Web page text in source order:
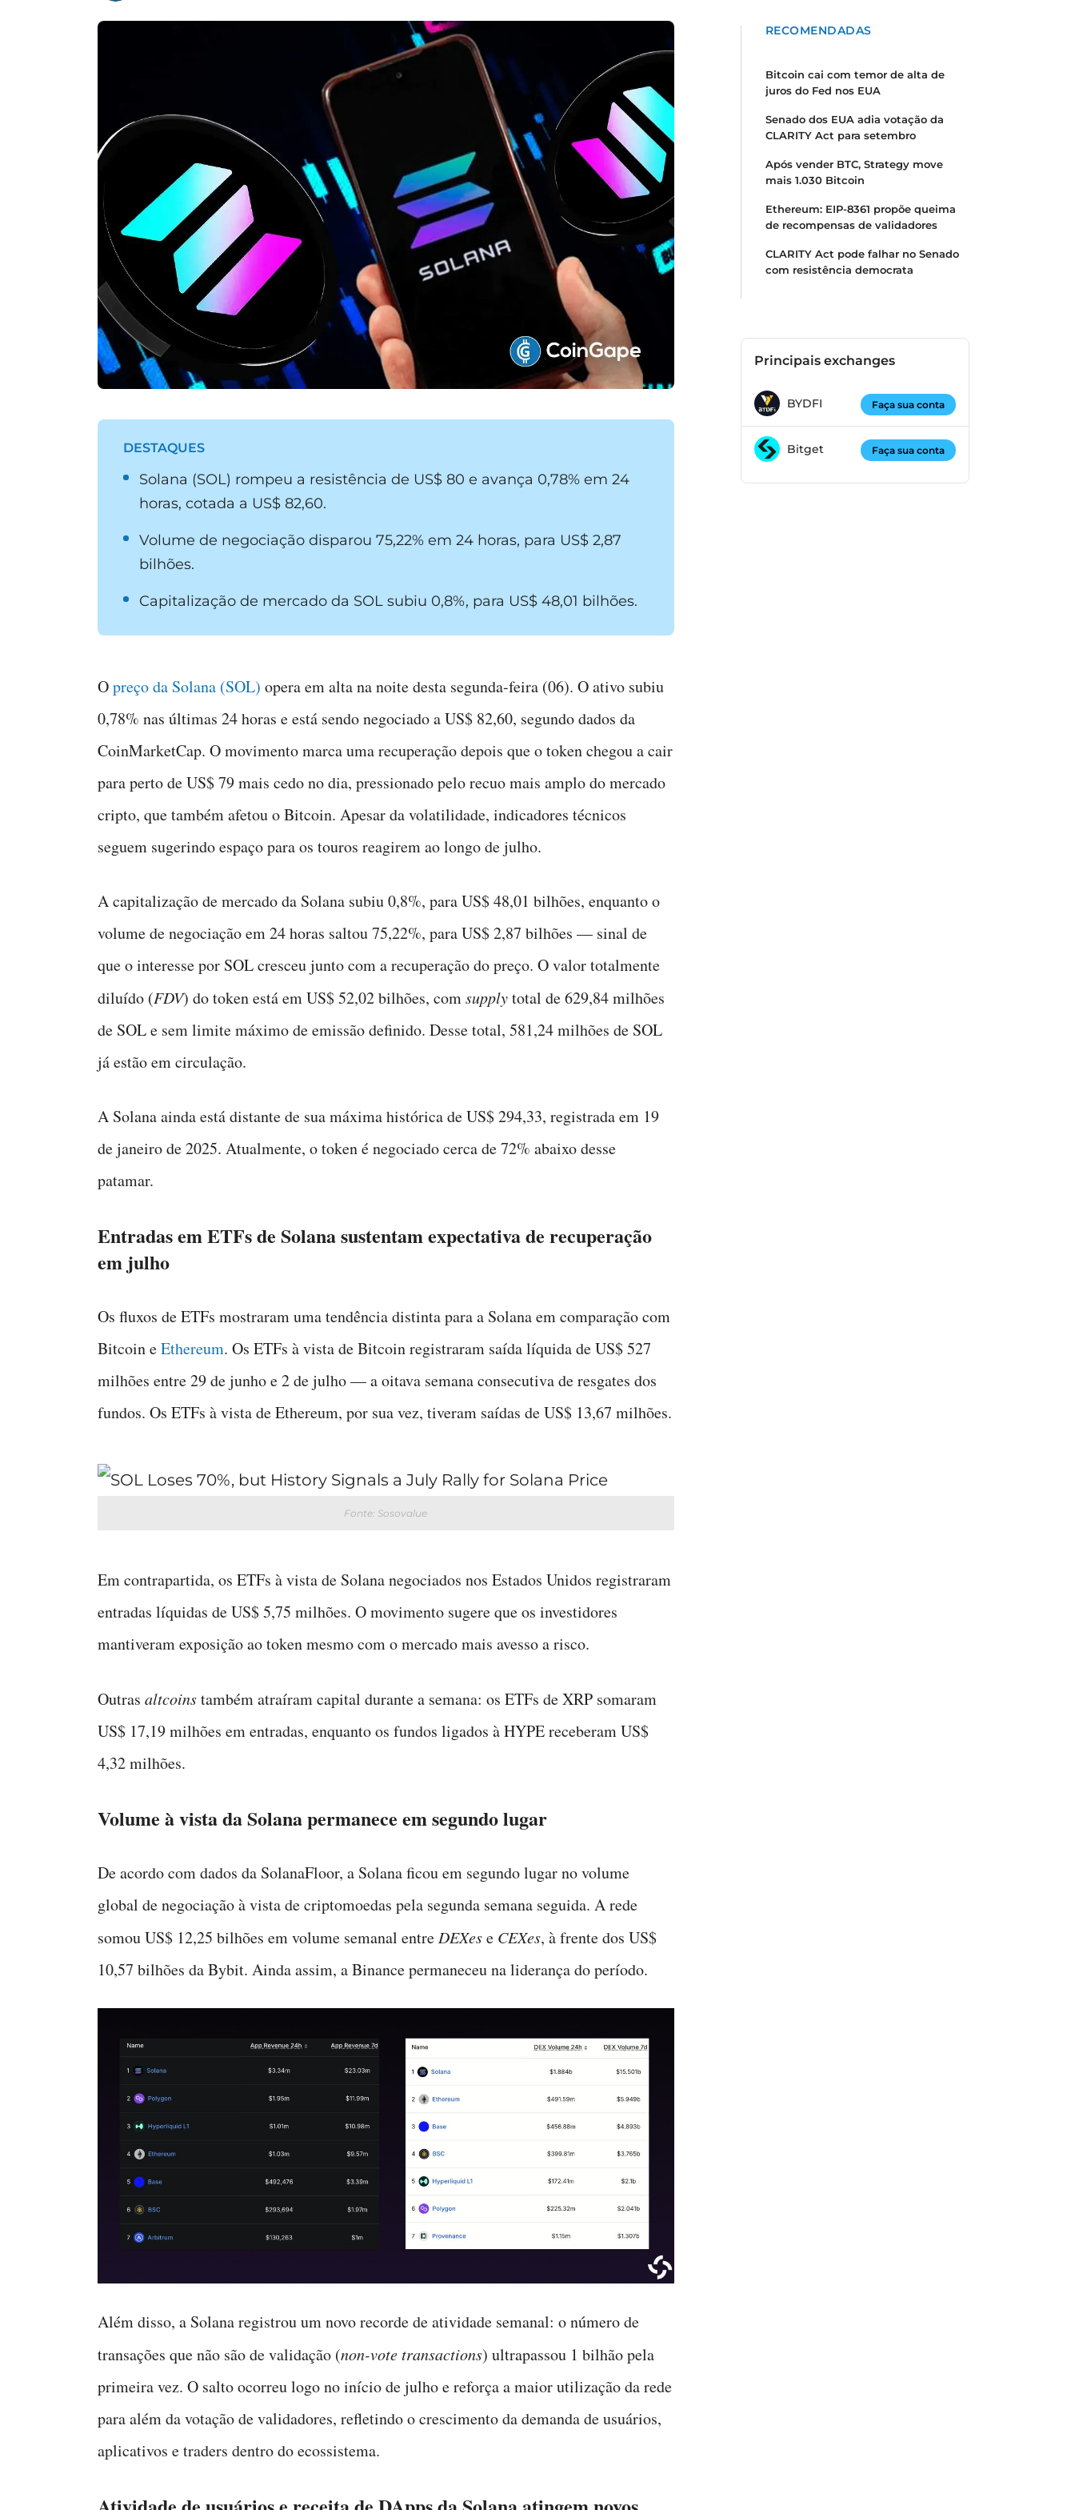
DESTAQUES
Solana (SOL) rompeu a resistência de US$ 80 e avança 0,78% em 24
horas, cotada a US$ 82,60.
Volume de negociação disparou 75,22% em 24 horas, para US$ 2,87
bilhões.
Capitalização de mercado da SOL subiu 0,8%, para US$ 48,01 bilhões.
Opreço da Solana (SOL) opera em alta na noite desta segunda-feira (06). O ativo subiu
0,78% nas últimas 24 horas e está sendo negociado a US$ 82,60, segundo dados da
CoinMarketCap. O movimento marca uma recuperação depois que o token chegou a cair
para perto de US$ 79 mais cedo no dia, pressionado pelo recuo mais amplo do mercado
cripto, que também afetou o Bitcoin. Apesar da volatilidade, indicadores técnicos
seguem sugerindo espaço para os touros reagirem ao longo de julho.
A capitalização de mercado da Solana subiu 0,8%, para US$ 48,01 bilhões, enquanto o
volume de negociação em 24 horas saltou 75,22%, para US$ 2,87 bilhões — sinal de
que o interesse por SOL cresceu junto com a recuperação do preço. O valor totalmente
diluído (FDV) do token está em US$ 52,02 bilhões, comsupplytotal de 629,84 milhões
de SOL e sem limite máximo de emissão definido. Desse total, 581,24 milhões de SOL
já estão em circulação.
A Solana ainda está distante de sua máxima histórica de US$ 294,33, registrada em 19
de janeiro de 2025. Atualmente, o token é negociado cerca de 72% abaixo desse
patamar.
Entradas em ETFs de Solana sustentam expectativa de recuperação
em julho
Os fluxos de ETFs mostraram uma tendência distinta para a Solana em comparação com
Bitcoin eEthereum. Os ETFs à vista de Bitcoin registraram saída líquida de US$ 527
milhões entre 29 de junho e 2 de julho — a oitava semana consecutiva de resgates dos
fundos. Os ETFs à vista de Ethereum, por sua vez, tiveram saídas de US$ 13,67 milhões.
Fonte: Sosovalue
Em contrapartida, os ETFs à vista de Solana negociados nos Estados Unidos registraram
entradas líquidas de US$ 5,75 milhões. O movimento sugere que os investidores
mantiveram exposição ao token mesmo com o mercado mais avesso a risco.
Outras altcoinstambém atraíram capital durante a semana: os ETFs de XRP somaram
US$ 17,19 milhões em entradas, enquanto os fundos ligados à HYPE receberam US$
4,32 milhões.
Volume à vista da Solana permanece em segundo lugar
De acordo com dados da SolanaFloor, a Solana ficou em segundo lugar no volume
global de negociação à vista de criptomoedas pela segunda semana seguida. A rede
somou US$ 12,25 bilhões em volume semanal entre DEXese CEXes, à frente dos US$
10,57 bilhões da Bybit. Ainda assim, a Binance permaneceu na liderança do período.
Além disso, a Solana registrou um novo recorde de atividade semanal: o número de
transações que não são de validação (non-vote transactions) ultrapassou 1 bilhão pela
primeira vez. O salto ocorreu logo no início de julho e reforça a maior utilização da rede
para além da votação de validadores, refletindo o crescimento da demanda de usuários,
aplicativos e traders dentro do ecossistema.
RECOMENDADAS
Bitcoin cai com temor de alta de
juros do Fed nos EUA
Senado dos EUA adia votação da
CLARITY Act para setembro
Após vender BTC, Strategy move
mais 1.030 Bitcoin
Ethereum: EIP-8361 propõe queima
de recompensas de validadores
CLARITY Act pode falhar no Senado
com resistência democrata
Principais exchanges
BYDFI Faça sua conta
Bitget Faça sua conta